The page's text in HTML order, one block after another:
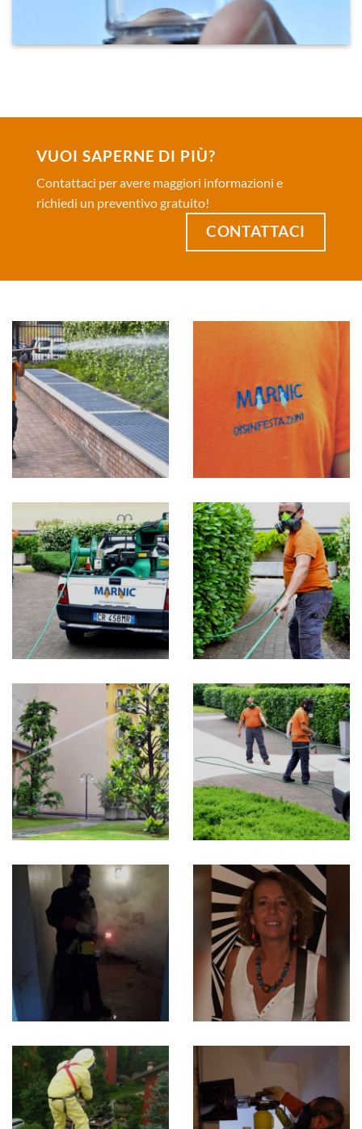
VUOI SAPERNE DI PIÙ?
Contattaci per avere maggiori informazioni e
richiedi un preventivo gratuito!
CONTATTACI